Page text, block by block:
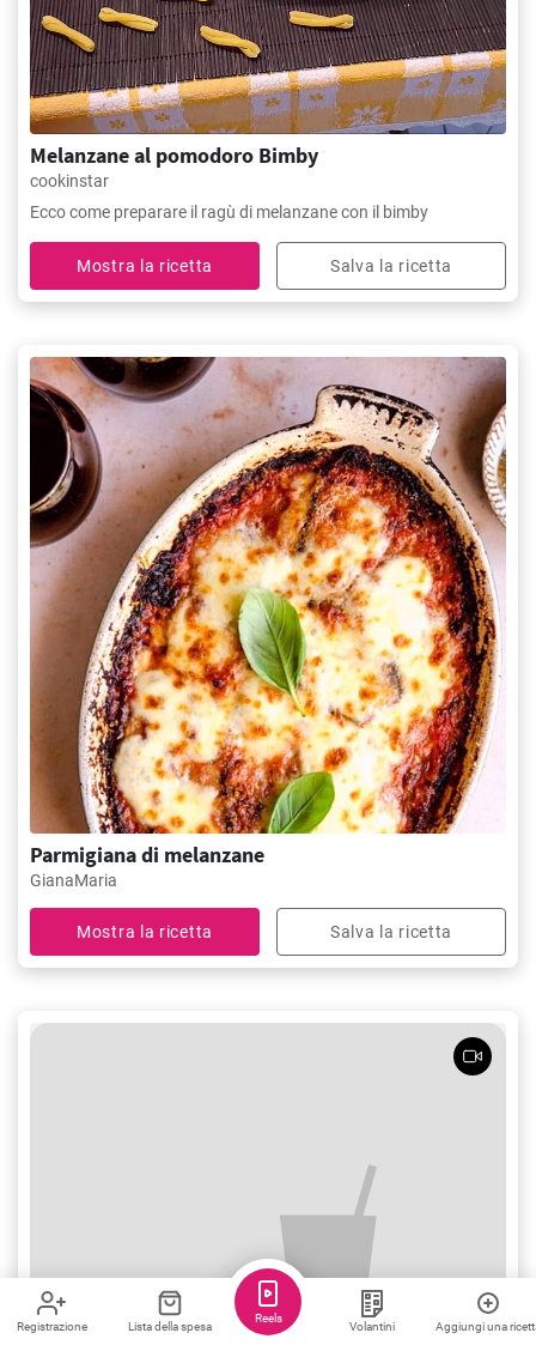
Melanzane al pomodoro Bimby
cookinstar
Ecco come preparare il ragù di melanzane con il bimby
Mostra la ricetta Salva la ricetta
Parmigiana di melanzane
GianaMaria
Mostra la ricetta Salva la ricetta
Registrazione Lista della spesa Volantini Aggiungi una
Reels